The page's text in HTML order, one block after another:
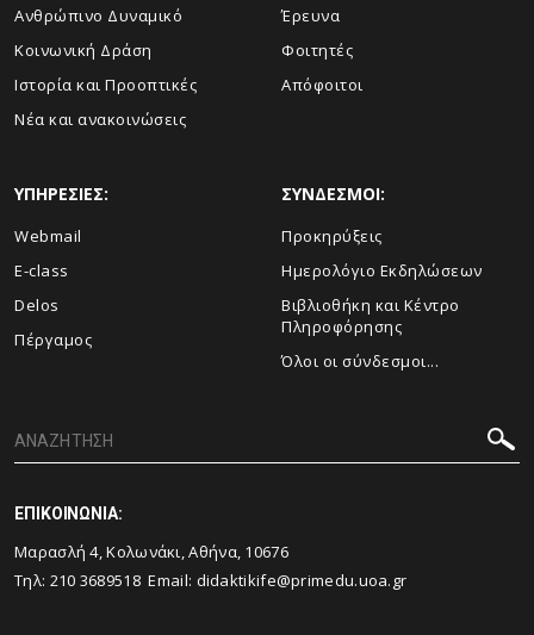
Ανθρώπινο Δυναμικό
Κοινωνική Δράση
Ιστορία και Προοπτικές
Νέα και ανακοινώσεις
Έρευνα
Φοιτητές
Απόφοιτοι
ΥΠΗΡΕΣΙΕΣ:
Webmail
E-class
Delos
Πέργαμος
ΣΥΝΔΕΣΜΟΙ:
Προκηρύξεις
Ημερολόγιο Εκδηλώσεων
Βιβλιοθήκη και Κέντρο
Πληροφόρησης
Όλοι οι σύνδεσμοι...
ΕΠΙΚΟΙΝΩΝΙΑ:
Μαρασλή 4, Κολωνάκι, Αθήνα, 10676
Τηλ: 210 3689518 Email: didaktikife@primedu.uoa.gr